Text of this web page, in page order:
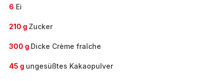
6 Ei
210 g Zucker
300 g Dicke Crème fraîche
45 g ungesüßtes Kakaopulver